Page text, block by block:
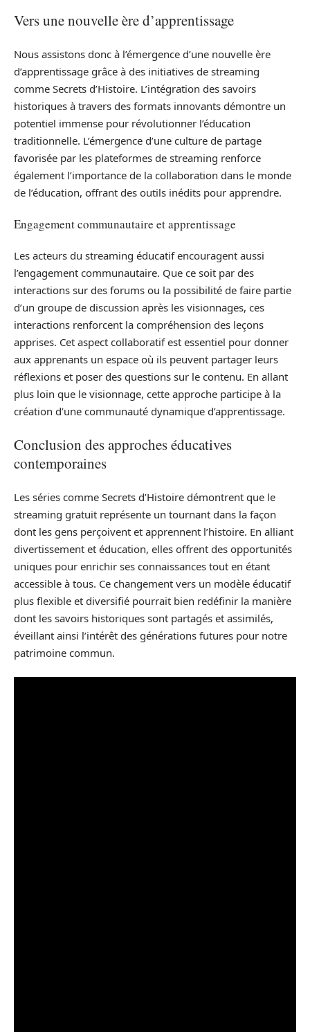
Vers une nouvelle ère d’apprentissage
Nous assistons donc à l’émergence d’une nouvelle ère
d’apprentissage grâce à des initiatives de streaming
comme Secrets d’Histoire. L’intégration des savoirs
historiques à travers des formats innovants démontre un
potentiel immense pour révolutionner l’éducation
traditionnelle. L’émergence d’une culture de partage
favorisée par les plateformes de streaming renforce
également l’importance de la collaboration dans le monde
de l’éducation, offrant des outils inédits pour apprendre.
Engagement communautaire et apprentissage
Les acteurs du streaming éducatif encouragent aussi
l’engagement communautaire. Que ce soit par des
interactions sur des forums ou la possibilité de faire partie
d’un groupe de discussion après les visionnages, ces
interactions renforcent la compréhension des leçons
apprises. Cet aspect collaboratif est essentiel pour donner
aux apprenants un espace où ils peuvent partager leurs
réflexions et poser des questions sur le contenu. En allant
plus loin que le visionnage, cette approche participe à la
création d’une communauté dynamique d’apprentissage.
Conclusion des approches éducatives
contemporaines
Les séries comme Secrets d’Histoire démontrent que le
streaming gratuit représente un tournant dans la façon
dont les gens perçoivent et apprennent l’histoire. En alliant
divertissement et éducation, elles offrent des opportunités
uniques pour enrichir ses connaissances tout en étant
accessible à tous. Ce changement vers un modèle éducatif
plus flexible et diversifié pourrait bien redéfinir la manière
dont les savoirs historiques sont partagés et assimilés,
éveillant ainsi l’intérêt des générations futures pour notre
patrimoine commun.